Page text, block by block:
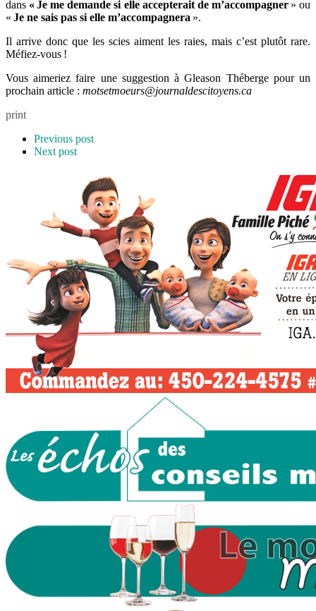
dans «Je me demande si elle accepterait de m’accompagner» ou
« Je ne sais pas si elle m’accompagnera ».
Il arrive donc que les scies aiment les raies, mais c’est plutôt rare.
Méfiez-vous !
Vous aimeriez faire une suggestion à Gleason Théberge pour un
prochain article : motsetmoeurs@journaldescitoyens.ca
print
Previous post
Next post